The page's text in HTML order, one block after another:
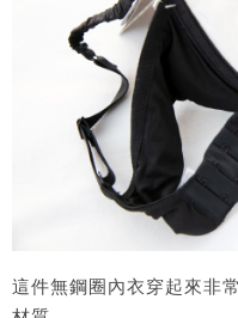
這件無鋼圈內衣穿起來非